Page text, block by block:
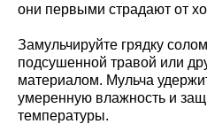
они первыми страдают от
Замульчируйте грядку
подсушенной травой или
материалом. Мульча
умеренную влажность и
температуры.